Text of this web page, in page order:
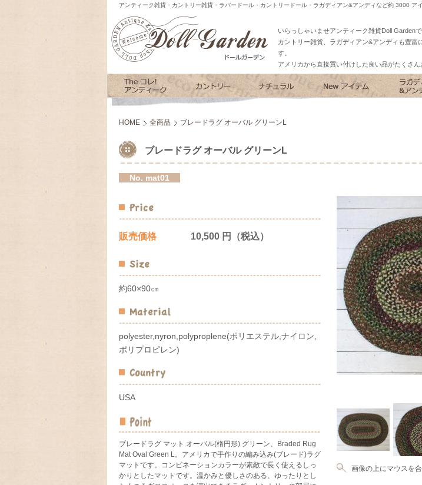
アンティーク雑貨・カントリー雑貨・ラバードール・カントリードール・ラガディアン&アンディなど約 3000 ア
いらっしゃいませアンティーク雑貨Doll Gardenで
カントリー雑貨、ラガディアン&アンディも豊富
す。
アメリカから直接買い付けした良い品がたくさん
HOME 全商品 ブレードラグ オーバル グリーンL
ブレードラグ オーバル グリーンL
No. mat01
販売価格 10,500 円（税込）
約60×90㎝
polyester,nyron,polyproplene(ポリエステル,ナイロン,
ポリプロピレン)
USA
ブレードラグ マット オーバル(楕円形) グリーン、Braded Rug
Mat Oval Green L。アメリカで手作りの編み込み(ブレード)ラグ
マットです。コンビネーションカラーが素敵で長く使えるしっ
かりとしたマットです。温かみと優しさのある、ゆったりとし
画像の上にマウスを